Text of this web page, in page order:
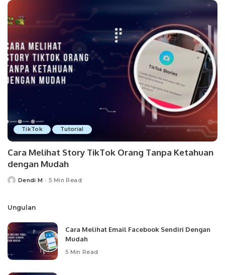
TikTok Tutorial
Cara Melihat Story TikTok Orang Tanpa Ketahuan
dengan Mudah
PostedDendi M 5 Min Read
Ungulan
Cara Melihat Email Facebook Sendiri Dengan
Mudah
5 Min Read